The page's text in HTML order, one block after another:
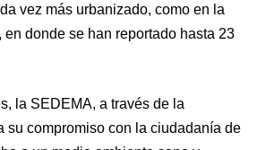
vez más urbanizado, como en la
donde se han reportado hasta 23
la SEDEMA, a través de la
su compromiso con la ciudadanía de